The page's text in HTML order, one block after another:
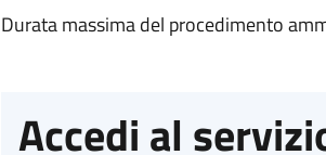
Durata massima del procedimento
Accedi al